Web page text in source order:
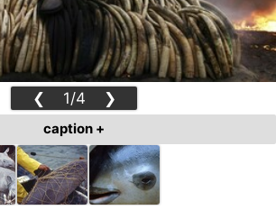
❮ 1/4 ❯
caption +